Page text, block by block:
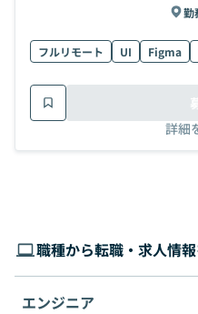
勤
フルリモート UI Figma
詳細
職種から転職・求人情
エンジニア